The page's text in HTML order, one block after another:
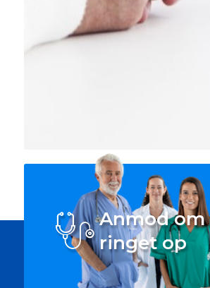
Anmod om
ringet op